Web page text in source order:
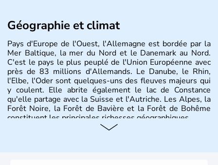
Géographie et climat
Pays d'Europe de l'Ouest, l'Allemagne est bordée par la
Mer Baltique, la mer du Nord et le Danemark au Nord.
C'est le pays le plus peuplé de l'Union Européenne avec
près de 83 millions d'Allemands. Le Danube, le Rhin,
l'Elbe, l'Oder sont quelques-uns des fleuves majeurs qui
y coulent. Elle abrite également le lac de Constance
qu'elle partage avec la Suisse et l'Autriche. Les Alpes, la
Forêt Noire, la Forêt de Bavière et la Forêt de Bohême
constituent les principales richesses géographiques.